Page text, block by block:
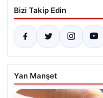
Bizi Takip Edin
Yan Manşet